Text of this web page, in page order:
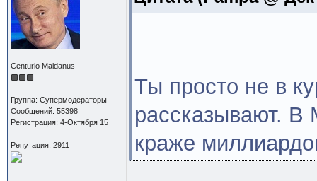
Centurio Maidanus
Группа: Супермодераторы
Сообщений: 55398
Регистрация: 4-Октября 15
Репутация: 2911
Ты просто не в
рассказывают. В
краже